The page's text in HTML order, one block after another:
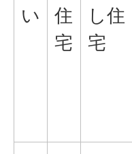
い
住
宅
し住
宅